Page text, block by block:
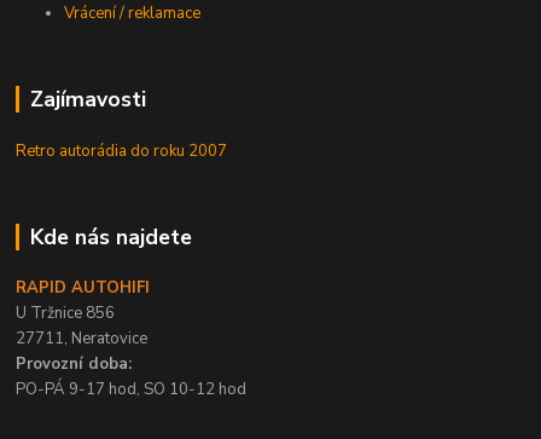
Vrácení / reklamace
Zajímavosti
Retro autorádia do roku 2007
Kde nás najdete
RAPID AUTOHIFI
U Tržnice 856
27711, Neratovice
Provozní doba:
PO-PÁ 9-17 hod, SO 10-12 hod